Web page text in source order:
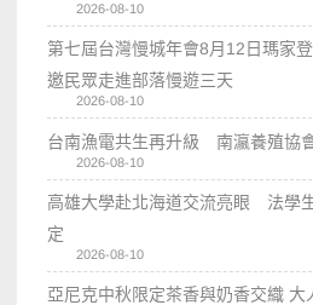
2026-08-10
第七屆台灣慢城年會8月12日瑪家
邀民眾走進部落慢遊三天
2026-08-10
台南漁電共生再升級 南瀛養殖協
2026-08-10
高雄大學赴北海道交流亮眼 法學
定
2026-08-10
亞尼克中秋限定茶香與奶香交織